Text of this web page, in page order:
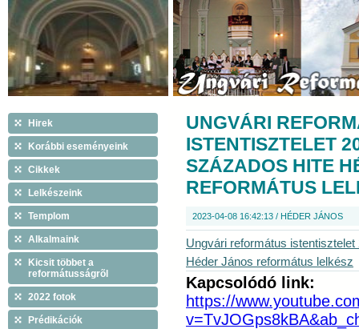
Hirek
Korábbi eseményeink
Cikkek
Lelkészeink
Templom
Alkalmaink
Kicsit többet a
reformátusságrõl
2022 fotok
Prédikációk
UNGVÁRI
ISTENTISZTELET
SZÁZADOS HITE
REFORMÁTUS
2023-04-08 16:42:13 / HÉDER JÁNOS
Ungvári református
Héder János református lelkész
Kapcsolódó link:
https://